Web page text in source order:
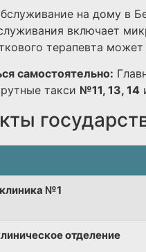
на дому в
включает
терапевта
самостоятельно:
такси №11, 13, 14
№1
отделение